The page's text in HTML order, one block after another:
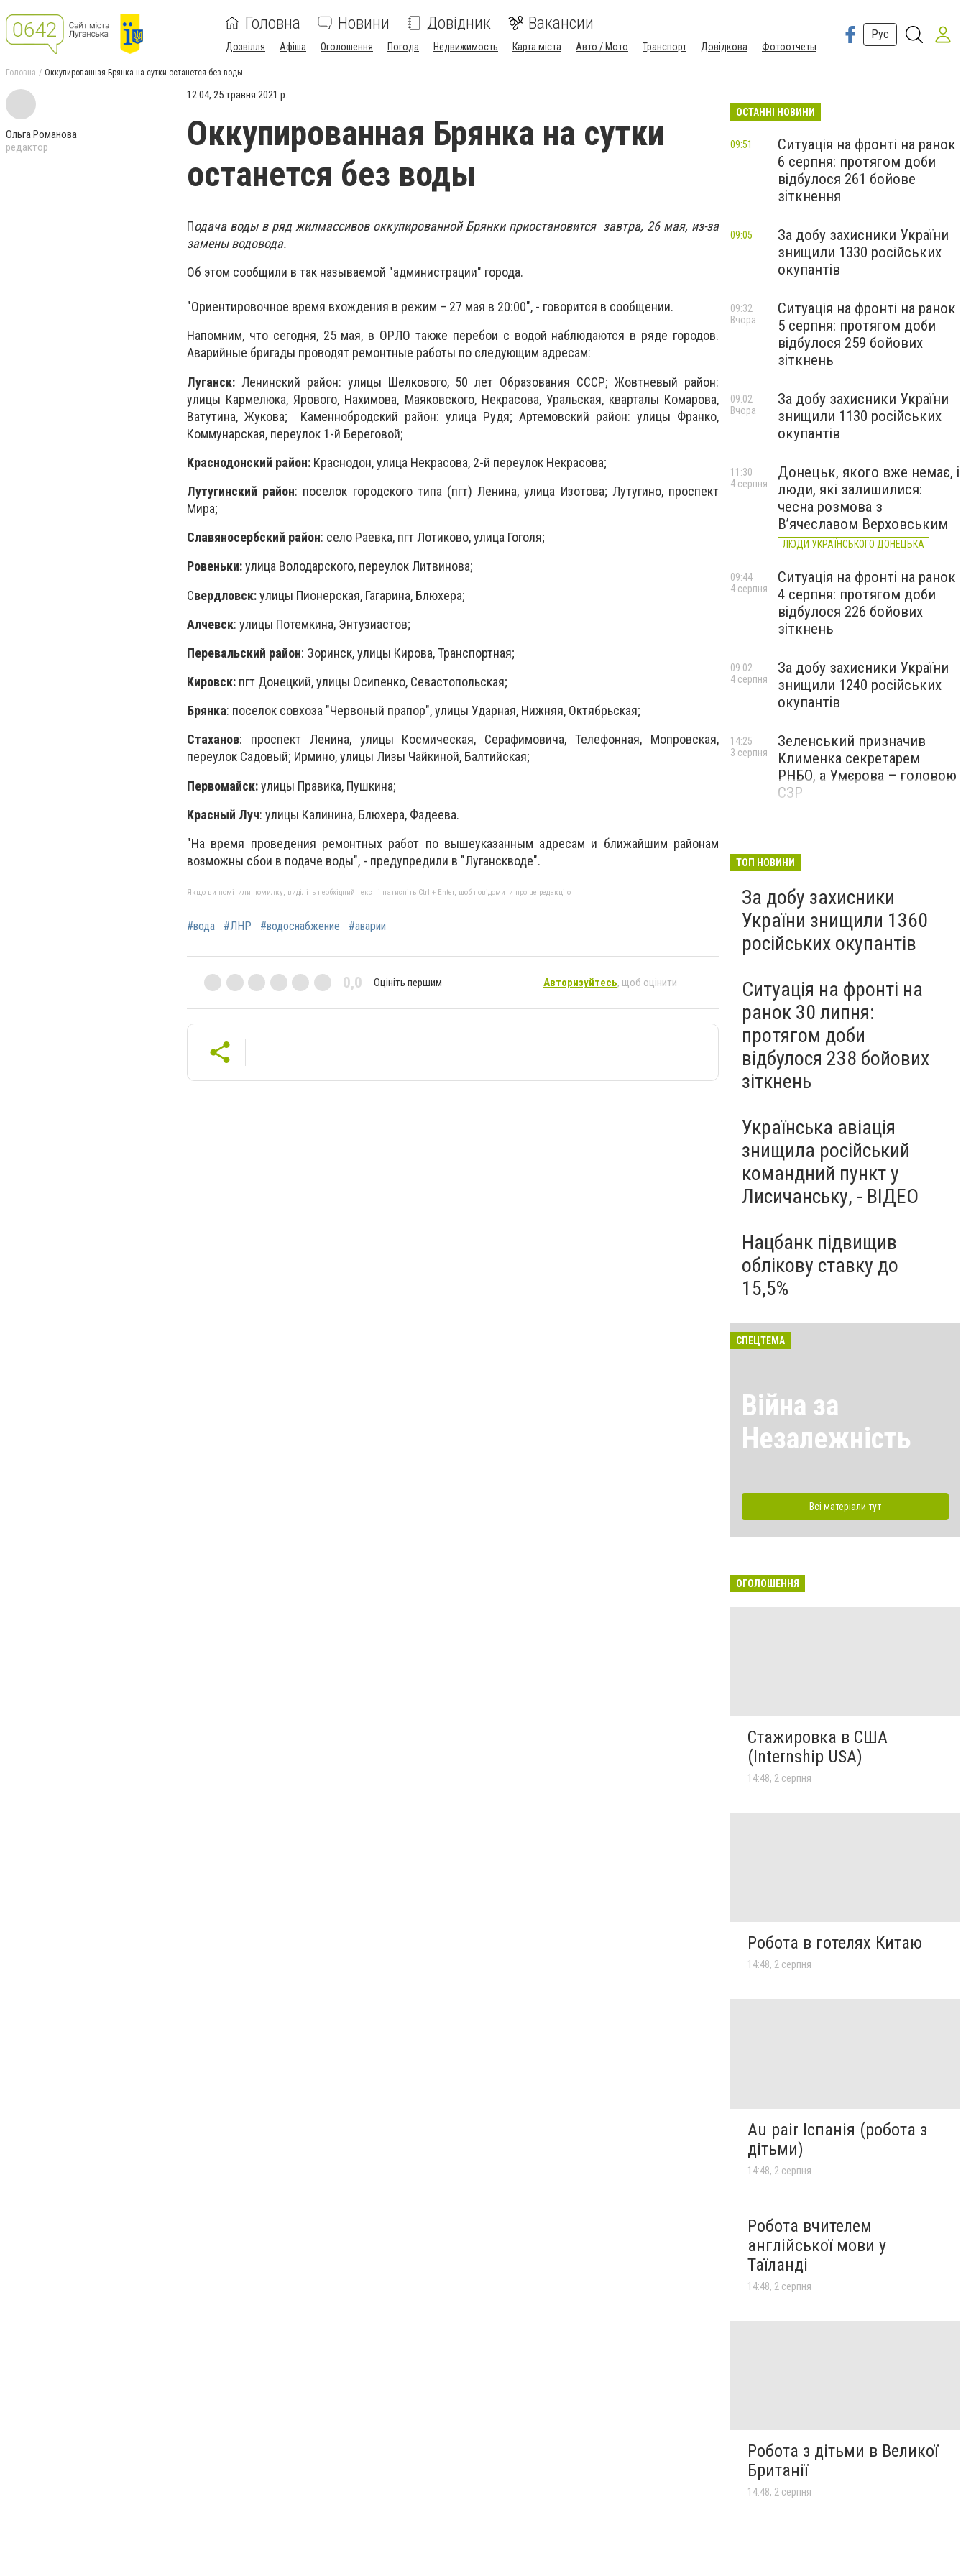
Головна Новини Довідник Вакансии
Дозвілля Афіша Оголошення Погода Недвижимость Карта міста Авто / Мото Транспорт Довідкова Фотоотчеты
Рус
Головна Оккупированная Брянка на сутки останется без воды
Ольга Романова
редактор
12:04, 25 травня 2021 р.
Оккупированная Брянка на сутки
останется без воды
Подача воды в ряд жилмассивов оккупированной Брянки приостановится завтра, 26 мая, из-за
замены водовода.
Об этом сообщили в так называемой "администрации" города.
"Ориентировочное время вхождения в режим – 27 мая в 20:00", - говорится в сообщении.
Напомним, что сегодня, 25 мая, в ОРЛО также перебои с водой наблюдаются в ряде городов.
Аварийные бригады проводят ремонтные работы по следующим адресам:
Луганск: Ленинский район: улицы Шелкового, 50 лет Образования СССР; Жовтневый район:
улицы Кармелюка, Ярового, Нахимова, Маяковского, Некрасова, Уральская, кварталы Комарова,
Ватутина, Жукова; Каменнобродский район: улица Рудя; Артемовский район: улицы Франко,
Коммунарская, переулок 1-й Береговой;
Краснодонский район: Краснодон, улица Некрасова, 2-й переулок Некрасова;
Лутугинский район: поселок городского типа (пгт) Ленина, улица Изотова; Лутугино, проспект
Мира;
Славяносербский район: село Раевка, пгт Лотиково, улица Гоголя;
Ровеньки:улица Володарского, переулок Литвинова;
Свердловск:улицы Пионерская, Гагарина, Блюхера;
Алчевск: улицы Потемкина, Энтузиастов;
Перевальский район: Зоринск, улицы Кирова, Транспортная;
Кировск: пгт Донецкий, улицы Осипенко, Севастопольская;
Брянка: поселок совхоза "Червоный прапор", улицы Ударная, Нижняя, Октябрьская;
Стаханов: проспект Ленина, улицы Космическая, Серафимовича, Телефонная, Мопровская,
переулок Садовый; Ирмино, улицы Лизы Чайкиной, Балтийская;
Первомайск:улицы Правика, Пушкина;
Красный Луч: улицы Калинина, Блюхера, Фадеева.
"На время проведения ремонтных работ по вышеуказанным адресам и ближайшим районам
возможны сбои в подаче воды", - предупредили в "Луганскводе".
Якщо ви помітили помилку, виділіть необхідний текст і натисніть Ctrl + Enter, щоб повідомити про це редакцію
#вода #ЛНР #водоснабжение #аварии
0,0 Оцініть першим Авторизуйтесь, щоб оцінити
ОСТАННІ НОВИНИ
Ситуація на фронті на ранок
6 серпня: протягом доби
відбулося 261 бойове
зіткнення
09:51
За добу захисники України
знищили 1330 російських
окупантів
09:05
Ситуація на фронті на ранок
5 серпня: протягом доби
відбулося 259 бойових
зіткнень
09:32
Вчора
За добу захисники України
знищили 1130 російських
окупантів
09:02
Вчора
Донецьк, якого вже немає, і
люди, які залишилися:
чесна розмова з
В’ячеславом Верховським
ЛЮДИ УКРАЇНСЬКОГО ДОНЕЦЬКА
11:30
4 серпня
Ситуація на фронті на ранок
4 серпня: протягом доби
відбулося 226 бойових
зіткнень
09:44
4 серпня
За добу захисники України
знищили 1240 російських
окупантів
09:02
4 серпня
Зеленський призначив
Клименка секретарем
РНБО, а Умєрова – головою
СЗР
14:25
3 серпня
ТОП НОВИНИ
За добу захисники
України знищили 1360
російських окупантів
Ситуація на фронті на
ранок 30 липня:
протягом доби
відбулося 238 бойових
зіткнень
Українська авіація
знищила російський
командний пункт у
Лисичанську, - ВІДЕО
Нацбанк підвищив
облікову ставку до
15,5%
СПЕЦТЕМА
Війна за
Незалежність
Всі матеріали тут
ОГОЛОШЕННЯ
Стажировка в США
(Internship USA)
14:48, 2 серпня
Робота в готелях Китаю
14:48, 2 серпня
Au pair Іспанія (робота з
дітьми)
14:48, 2 серпня
Робота вчителем
англійської мови у
Таїланді
14:48, 2 серпня
Робота з дітьми в Великої
Британії
14:48, 2 серпня